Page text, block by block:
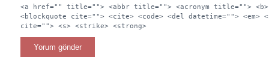
<a href="" title=""> <abbr title=""> <acronym title=""> <b>
<blockquote cite=""> <cite> <code> <del datetime=""> <em>
cite=""> <s> <strike> <strong>